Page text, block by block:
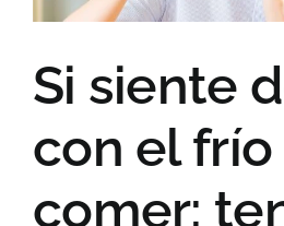
Si siente
con el frío
comer: